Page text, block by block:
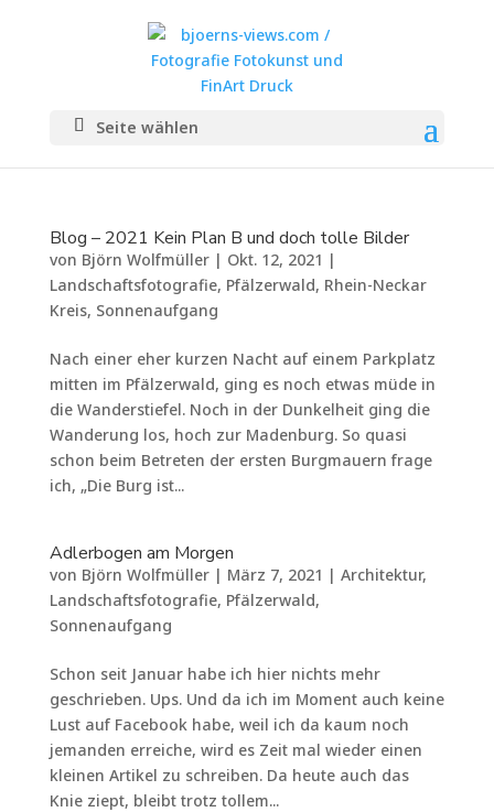
Seite wählen
Blog – 2021 Kein Plan B und doch tolle Bilder
von Björn Wolfmüller| Okt. 12, 2021 |
Landschaftsfotografie, Pfälzerwald, Rhein-Neckar
Kreis, Sonnenaufgang
Nach einer eher kurzen Nacht auf einem Parkplatz
mitten im Pfälzerwald, ging es noch etwas müde in
die Wanderstiefel. Noch in der Dunkelheit ging die
Wanderung los, hoch zur Madenburg. So quasi
schon beim Betreten der ersten Burgmauern frage
ich, „Die Burg ist...
Adlerbogen am Morgen
von Björn Wolfmüller| März 7, 2021 | Architektur,
Landschaftsfotografie, Pfälzerwald,
Sonnenaufgang
Schon seit Januar habe ich hier nichts mehr
geschrieben. Ups. Und da ich im Moment auch keine
Lust auf Facebook habe, weil ich da kaum noch
jemanden erreiche, wird es Zeit mal wieder einen
kleinen Artikel zu schreiben. Da heute auch das
Knie ziept, bleibt trotz tollem...